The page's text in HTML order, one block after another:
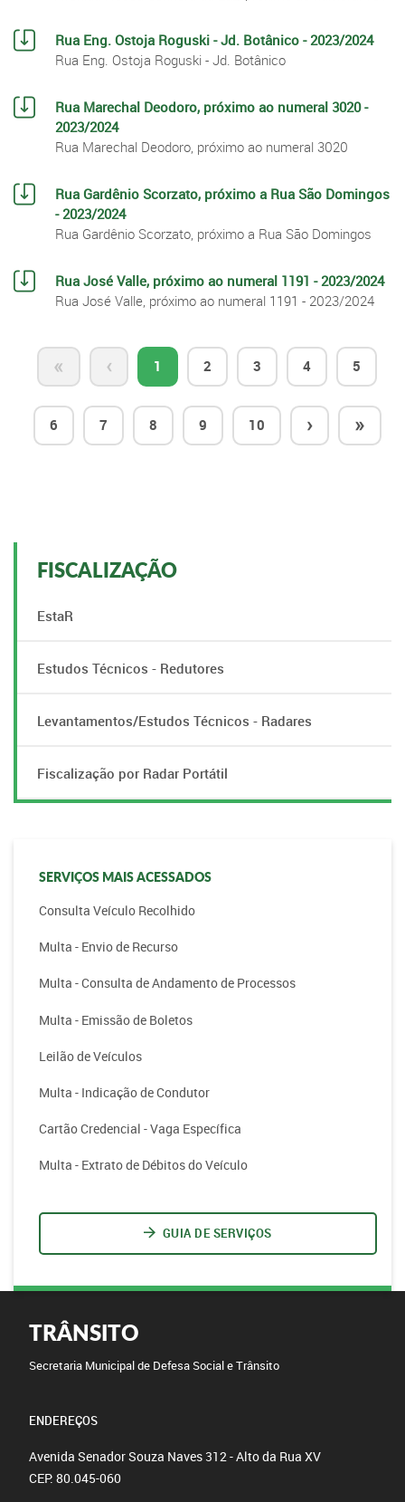
Rua Eng. Ostoja Roguski - Jd. Botânico - 2023/2024
Rua Eng. Ostoja Roguski - Jd. Botânico
Rua Marechal Deodoro, próximo ao numeral 3020 -
2023/2024
Rua Marechal Deodoro, próximo ao numeral 3020
Rua Gardênio Scorzato, próximo a Rua São Domingos
- 2023/2024
Rua Gardênio Scorzato, próximo a Rua São Domingos
Rua José Valle, próximo ao numeral 1191 - 2023/2024
Rua José Valle, próximo ao numeral 1191 - 2023/2024
« ‹ 1 2 3 4 5
6 7 8 9 10 › »
FISCALIZAÇÃO
EstaR
Estudos Técnicos - Redutores
Levantamentos/Estudos Técnicos - Radares
Fiscalização por Radar Portátil
SERVIÇOS MAIS ACESSADOS
Consulta Veículo Recolhido
Multa - Envio de Recurso
Multa - Consulta de Andamento de Processos
Multa - Emissão de Boletos
Leilão de Veículos
Multa - Indicação de Condutor
Cartão Credencial - Vaga Específica
Multa - Extrato de Débitos do Veículo
GUIA DE SERVIÇOS
TRÂNSITO
Secretaria Municipal de Defesa Social e Trânsito
ENDEREÇOS
Avenida Senador Souza Naves 312 - Alto da Rua XV
CEP: 80.045-060